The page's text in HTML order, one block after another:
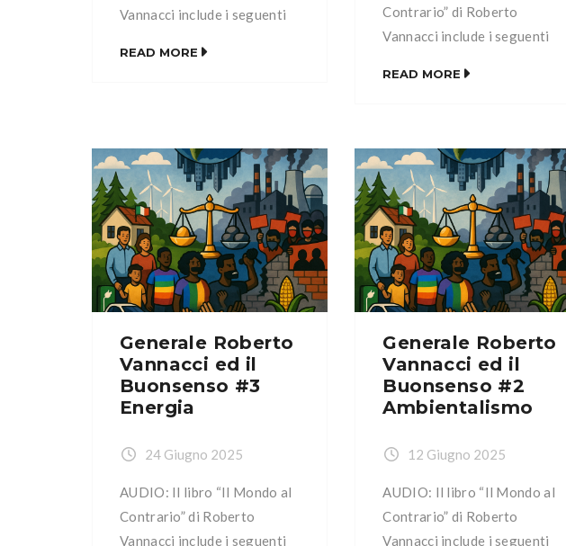
Vannacci include i seguenti
multietnica Capitolo V: La
sicurezza e la legittima
difesa Capitolo VI: La casa
Capitolo VII: La famiglia
Capitolo VIII: La Patria
Capitolo IX: Il pianeta […]
READ MORE
Contrario” di Roberto
Vannacci include i seguenti
società multiculturale e
multietnica Capitolo V: La
sicurezza e la legittima
difesa Capitolo VI: La casa
Capitolo VII: La famiglia
Capitolo VIII: La Patria
Capitolo IX: Il pianeta […]
READ MORE
Generale Roberto
Vannacci ed il
Buonsenso #3
Energia
24 Giugno 2025
AUDIO: Il libro “Il Mondo al
Contrario” di Roberto
Vannacci include i seguenti
Generale Roberto
Vannacci ed il
Buonsenso #2
Ambientalismo
12 Giugno 2025
AUDIO: Il libro “Il Mondo al
Contrario” di Roberto
Vannacci include i seguenti